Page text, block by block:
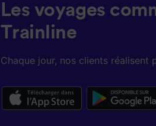
Les voyages
Trainline
Chaque jour, nos clients réalisent